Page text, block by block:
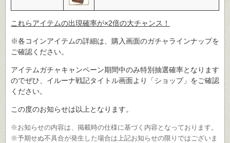
これらアイテムの出現確率が×2倍の大チャンス！
※各コインアイテムの詳細は、購入画面のガチャラインナップを
ご確認ください。
アイテムガチャキャンペーン期間中のみ特別抽選確率となります
のでぜひ、イルーナ戦記タイトル画面より「ショップ」をご確認
ください。
この度のお知らせは以上となります。
※お知らせの内容は、掲載時の仕様に基づく内容となっております。
※予期せぬ不具合が発生した場合は上記お知らせの限りではございま